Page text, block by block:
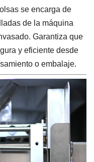
se encarga de
de la máquina
Garantiza que
y eficiente desde
o embalaje.